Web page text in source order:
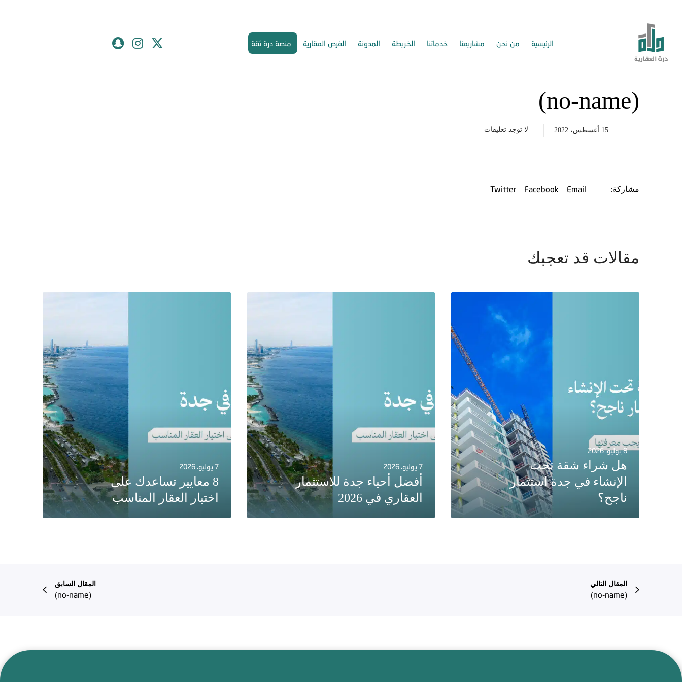
الرئيسية من نحن مشاريعنا خدماتنا الخريطة المدونة الفرص العقارية منصة درة ثقة
(no-name)
15 أغسطس، 2022 لا توجد تعليقات
مشاركة: Email
Facebook
Twitter
مقالات قد تعجبك
8 يوليو، 2026
هل شراء شقة تحت
الإنشاء في جدة استثمار
ناجح؟
7 يوليو، 2026
أفضل أحياء جدة للاستثمار
العقاري في 2026
7 يوليو، 2026
8 معايير تساعدك على
اختيار العقار المناسب
المقال السابق
(no-name)
المقال التالي
(no-name)